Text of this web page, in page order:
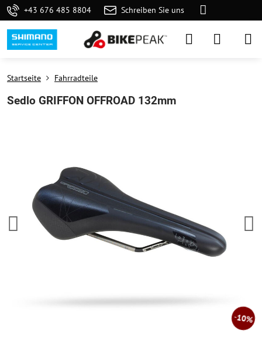
+43 676 485 8804 Schreiben Sie uns
10%
Startseite Fahrradteile
Sedlo GRIFFON OFFROAD 132mm